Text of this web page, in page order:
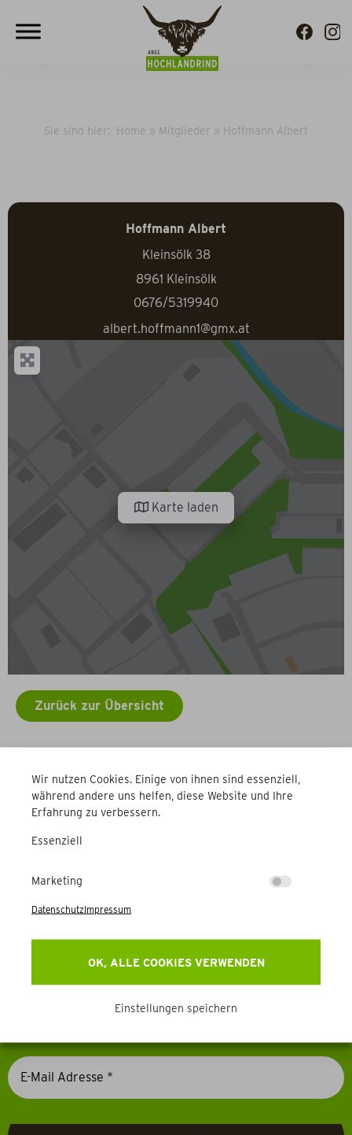
Wir nutzen Cookies. Einige von ihnen sind essenziell,
während andere uns helfen, diese Website und Ihre
Erfahrung zu verbessern.
Essenziell
Marketing
OK, ALLE COOKIES VERWENDEN
Einstellungen speichern
DatenschutzImpressum
Sie sind hier: Home » Mitglieder » Hoffmann Albert
Hoffmann Albert
Kleinsölk 38
8961 Kleinsölk
0676/5319940
albert.hoffmann1@gmx.at
Karte laden
Zurück zur Übersicht
Newsletter
Erhalten Sie Aktuelles, Events & mehr direkt in Ihr